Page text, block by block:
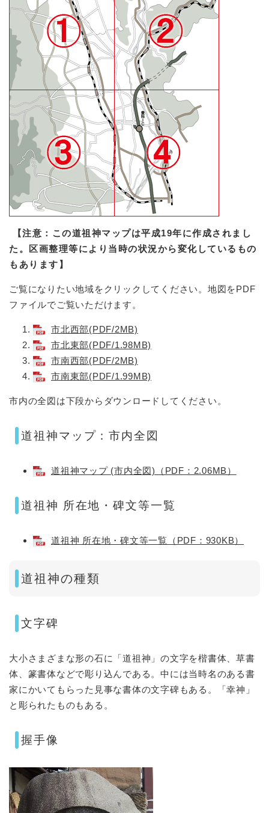
【注意：この道祖神マップは平成19年に作成されまし
た。区画整理等により当時の状況から変化しているもの
もあります】
ご覧になりたい地域をクリックしてください。地図をPDF
ファイルでご覧いただけます。
市北西部(PDF/2MB)
市北東部(PDF/1.98MB)
市南西部(PDF/2MB)
市南東部(PDF/1.99MB)
市内の全図は下段からダウンロードしてください。
道祖神マップ：市内全図
道祖神マップ (市内全図)（PDF：2.06MB）
道祖神 所在地・碑文等一覧
道祖神 所在地・碑文等一覧（PDF：930KB）
道祖神の種類
文字碑
大小さまざまな形の石に「道祖神」の文字を楷書体、草書
体、篆書体などで彫り込んである。中には当時名のある書
家にかいてもらった見事な書体の文字碑もある。「幸神」
と彫られたものもある。
握手像